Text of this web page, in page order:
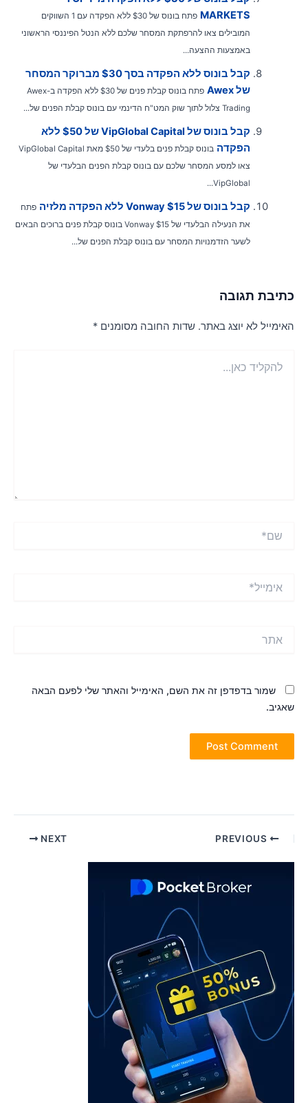
MARKETS
פתח בונוס של $30 ללא הפקדה עם 1 השווקים
המובילים צאו להרפתקת המסחר שלכם ללא הנטל הפיננסי הראשוני
באמצעות ההצעה...
קבל בונוס ללא הפקדה בסך $30 מברוקר המסחר
פתח בונוס קבלת פנים של $30 ללא הפקדה ב-Awex
Trading צלול לתוך שוק המט"ח הדינמי עם בונוס קבלת הפנים של...
קבל בונוס של VipGlobal Capital של $50 ללא
הפקדה
בונוס קבלת פנים בלעדי של $50 מאת VipGlobal Capital
צאו למסע המסחר שלכם עם בונוס קבלת הפנים הבלעדי של
VipGlobal...
קבל בונוס של Vonway $15 ללא הפקדה מלזיה
פתח
את הנעילה הבלעדי של Vonway $15 בונוס קבלת פנים ברוכים הבאים
לשער הזדמנויות המסחר עם בונוס קבלת הפנים של...
תגובה
לא יוצג באתר. שדות החובה מסומנים*
שמור בדפדפן זה את השם, האימייל והאתר שלי לפעם הבאה
NEXT